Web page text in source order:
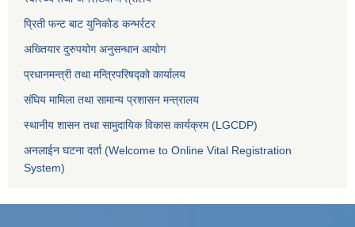
प्रिती फन्ट बाट युनिकोड कन्भर्रटर
अख्तियार दुरुपयोग अनुसन्धान आयोग
प्रधानमन्त्री तथा मन्त्रिपरिषद्को कार्यालय
संघिय मामिला तथा सामान्य प्रशासन मन्त्रालय
स्थानीय शासन तथा सामुदायिक विकास कार्यक्रम (LGCDP)
अनलाईन घटना दर्ता (Welcome to Online Vital Registration
System)